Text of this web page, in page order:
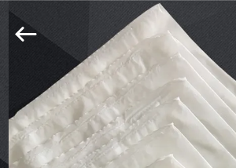
CASA
PRODOTTI
Hebei
Wire
Mesh